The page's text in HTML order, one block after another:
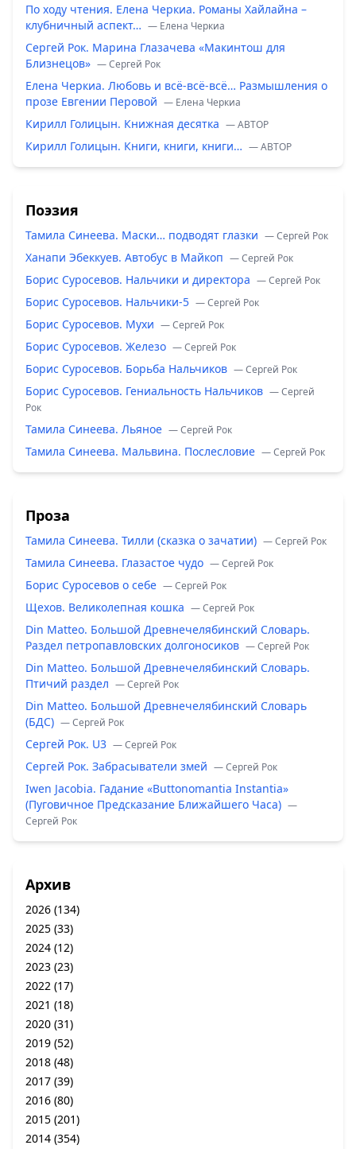
По ходу чтения. Елена Черкиа. Романы Хайлайна –
клубничный аспект… — Елена Черкиа
Сергей Рок. Марина Глазачева «Макинтош для
Близнецов» — Сергей Рок
Елена Черкиа. Любовь и всё-всё-всё… Размышления о
прозе Евгении Перовой — Елена Черкиа
Кирилл Голицын. Книжная десятка — ABTOP
Кирилл Голицын. Книги, книги, книги… — ABTOP
Поэзия
Тамила Синеева. Маски… подводят глазки — Сергей Рок
Ханапи Эбеккуев. Автобус в Майкоп — Сергей Рок
Борис Суросевов. Нальчики и директора — Сергей Рок
Борис Суросевов. Нальчики-5 — Сергей Рок
Борис Суросевов. Мухи — Сергей Рок
Борис Суросевов. Железо — Сергей Рок
Борис Суросевов. Борьба Нальчиков — Сергей Рок
Борис Суросевов. Гениальность Нальчиков — Сергей
Рок
Тамила Синеева. Льяное — Сергей Рок
Тамила Синеева. Мальвина. Послесловие — Сергей Рок
Проза
Тамила Синеева. Тилли (сказка о зачатии) — Сергей Рок
Тамила Синеева. Глазастое чудо — Сергей Рок
Борис Суросевов о себе — Сергей Рок
Щехов. Великолепная кошка — Сергей Рок
Din Matteo. Большой Древнечелябинский Словарь.
Раздел петропавловских долгоносиков — Сергей Рок
Din Matteo. Большой Древнечелябинский Словарь.
Птичий раздел — Сергей Рок
Din Matteo. Большой Древнечелябинский Словарь
(БДС) — Сергей Рок
Сергей Рок. U3 — Сергей Рок
Сергей Рок. Забрасыватели змей — Сергей Рок
Iwen Jacobia. Гадание «Buttonomantia Instantia»
(Пуговичное Предсказание Ближайшего Часа) —
Сергей Рок
Архив
2026 (134)
2025 (33)
2024 (12)
2023 (23)
2022 (17)
2021 (18)
2020 (31)
2019 (52)
2018 (48)
2017 (39)
2016 (80)
2015 (201)
2014 (354)